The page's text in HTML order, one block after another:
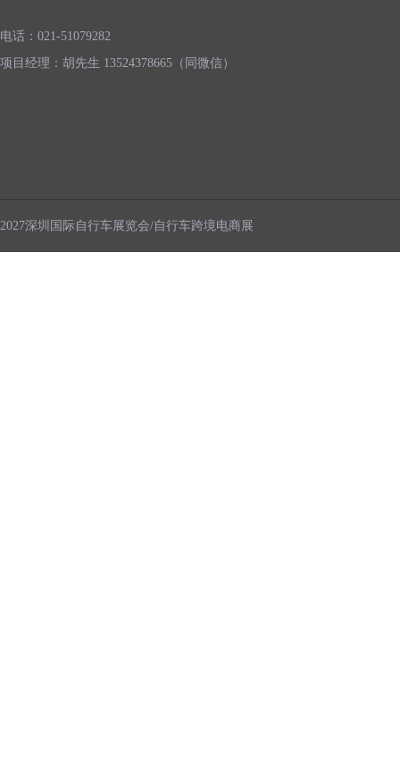
电话：021-51079282
项目经理：胡先生 13524378665（同微信）
2027深圳国际自行车展览会/自行车跨境电商展